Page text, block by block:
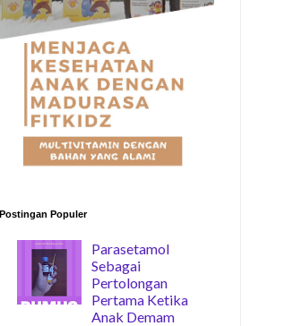
Postingan Populer
Parasetamol
Sebagai
Pertolongan
Pertama Ketika
Anak Demam